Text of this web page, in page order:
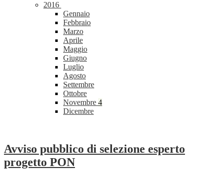
2016
Gennaio
Febbraio
Marzo
Aprile
Maggio
Giugno
Luglio
Agosto
Settembre
Ottobre
Novembre 4
Dicembre
Avviso pubblico di selezione esperto
progetto PON